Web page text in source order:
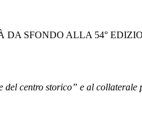
DA SFONDO ALLA 54°
del centro storico” e al